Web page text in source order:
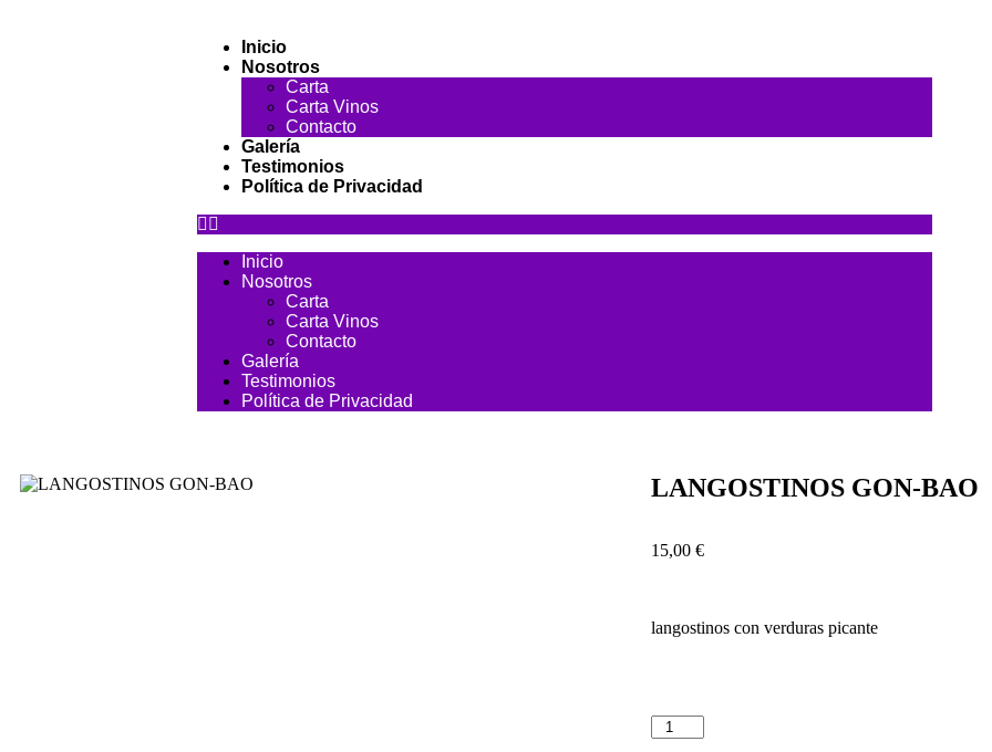
Inicio
Nosotros
Carta
Carta Vinos
Contacto
Galería
Testimonios
Política de Privacidad
Inicio
Nosotros
Carta
Carta Vinos
Contacto
Galería
Testimonios
Política de Privacidad
LANGOSTINOS GON-BAO
15,00 €
langostinos con verduras picante